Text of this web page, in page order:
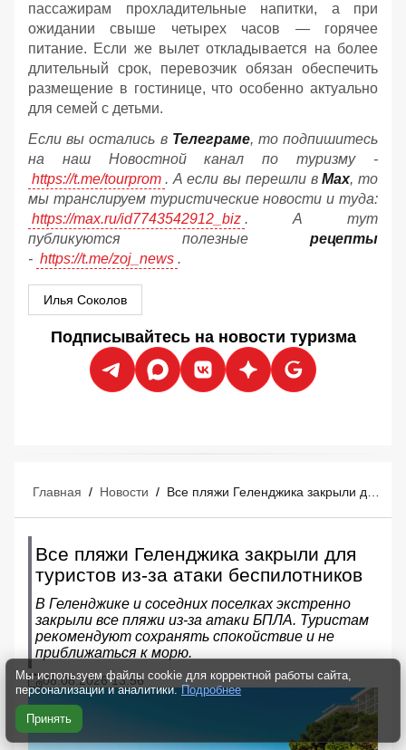
пассажирам прохладительные напитки, а при
ожидании свыше четырех часов — горячее
питание. Если же вылет откладывается на более
длительный срок, перевозчик обязан обеспечить
размещение в гостинице, что особенно актуально
для семей с детьми.
Если вы остались в Телеграме, то подпишитесь
на наш Новостной канал по туризму -
https://t.me/tourprom . А если вы перешли вМах, то
мы транслируем туристические новости и туда:
https://max.ru/id7743542912_biz . А тут
публикуются полезные рецепты
- https://t.me/zoj_news .
Илья Соколов
Подписывайтесь на новости туризма
Главная / Новости / Все пляжи Геленджика закрыли для туристов из-за атаки беспилотников
Все пляжи Геленджика закрыли для
туристов из-за атаки беспилотников
В Геленджике и соседних поселках экстренно
закрыли все пляжи из-за атаки БПЛА. Туристам
рекомендуют сохранять спокойствие и не
приближаться к морю.
08.08.2026 13:56
Мы используем файлы cookie для корректной работы сайта,
персонализации и аналитики. Подробнее
Принять